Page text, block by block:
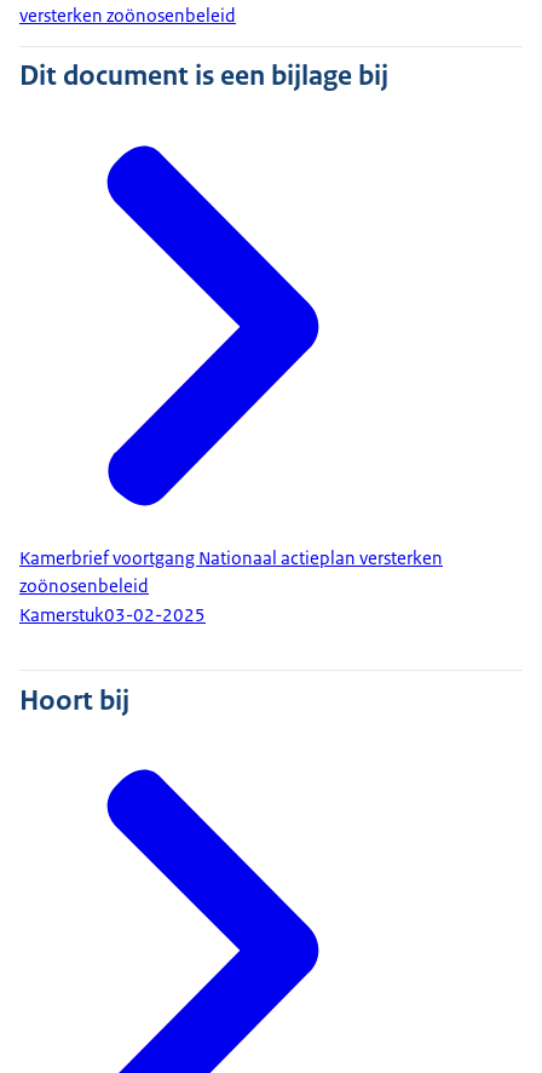
versterken zoönosenbeleid
Dit document is een bijlage bij
Kamerbrief voortgang Nationaal actieplan versterken
zoönosenbeleid
Kamerstuk03-02-2025
Hoort bij